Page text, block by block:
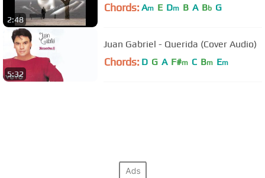
2:48
Chords: Am E Dm B A Bb G
5:32
Juan Gabriel - Querida (Cover Audio)
Chords: D G A F#m C Bm Em